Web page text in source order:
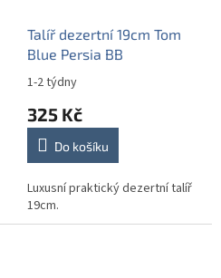
Talíř dezertní 19cm Tom
Blue Persia BB
1-2 týdny
325 Kč
Do košíku
Luxusní praktický dezertní talíř
19cm.